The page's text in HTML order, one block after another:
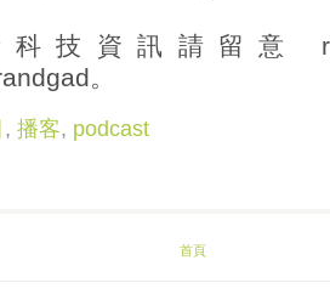
技資訊請留意
。
, 播客, podcast
首頁